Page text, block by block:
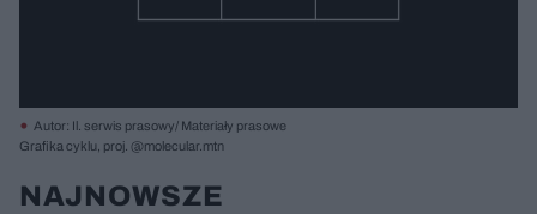
Autor: Il. serwis prasowy/ Materiały prasowe
Grafika cyklu, proj. @molecular.mtn
NAJNOWSZE